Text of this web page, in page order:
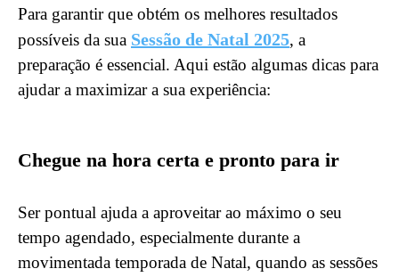
Para garantir que obtém os melhores resultados
possíveis da sua Sessão de Natal 2025, a
preparação é essencial. Aqui estão algumas dicas para
ajudar a maximizar a sua experiência:
Chegue na hora certa e pronto para ir
Ser pontual ajuda a aproveitar ao máximo o seu
tempo agendado, especialmente durante a
movimentada temporada de Natal, quando as sessões